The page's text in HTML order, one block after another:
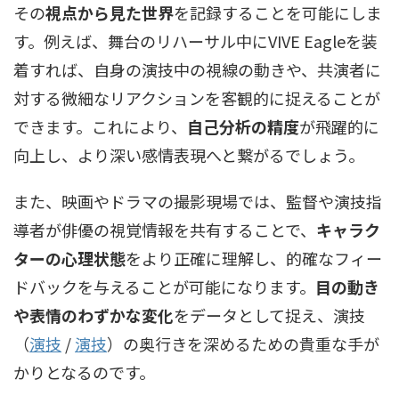
その視点から見た世界を記録することを可能にしま
す。例えば、舞台のリハーサル中にVIVE Eagleを装
着すれば、自身の演技中の視線の動きや、共演者に
対する微細なリアクションを客観的に捉えることが
できます。これにより、 自己分析の精度が飛躍的に
向上し、より深い感情表現へと繋がるでしょう。
また、映画やドラマの撮影現場では、監督や演技指
導者が俳優の視覚情報を共有することで、 キャラク
ターの心理状態をより正確に理解し、的確なフィー
ドバックを与えることが可能になります。 目の動き
や表情のわずかな変化をデータとして捉え、 演技
（演技 /演技） の奥行きを深めるための貴重な手が
かりとなるのです。